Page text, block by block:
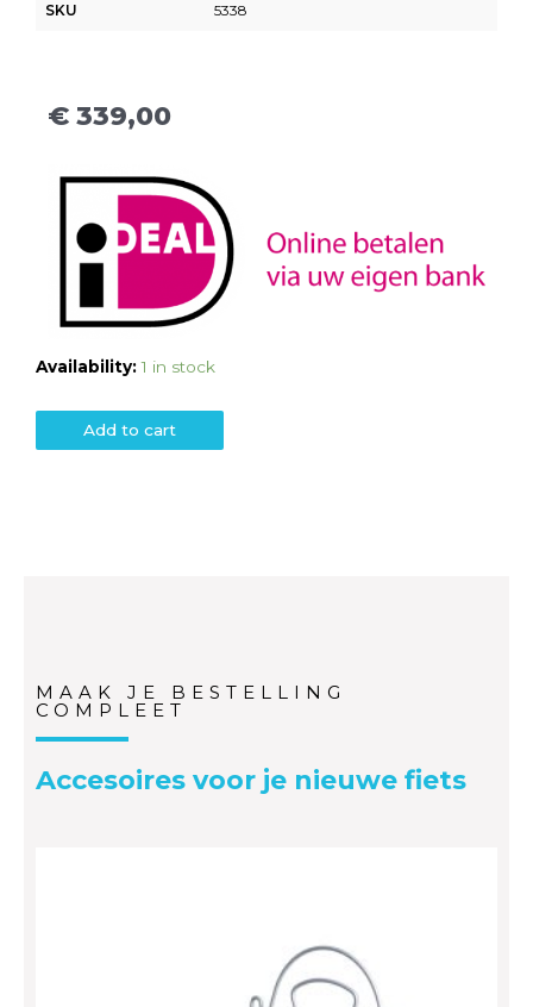
SKU 5338
€ 339,00
Availability: 1 in stock
Add to cart
MAAK JE BESTELLING
COMPLEET
Accesoires voor je nieuwe fiets